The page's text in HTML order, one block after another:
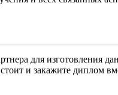
для изготовления
и закажите диплом